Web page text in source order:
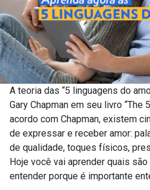
A teoria das “5 linguagens do
Gary Chapman em seu livro “The
acordo com Chapman, existem
de expressar e receber amor:
de qualidade, toques físicos,
Hoje você vai aprender quais
entender porque é importante